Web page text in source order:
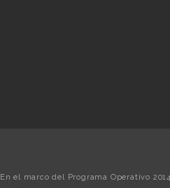
En el marco del Programa Operativo